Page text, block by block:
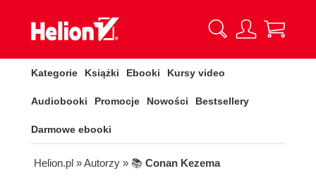
Kategorie Książki Ebooki Kursy video
Audiobooki Promocje Nowości Bestsellery
Darmowe ebooki
Helion.pl » Autorzy » 📚 Conan Kezema